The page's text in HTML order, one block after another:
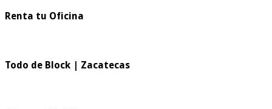
Renta tu Oficina
Todo de Block | Zacatecas